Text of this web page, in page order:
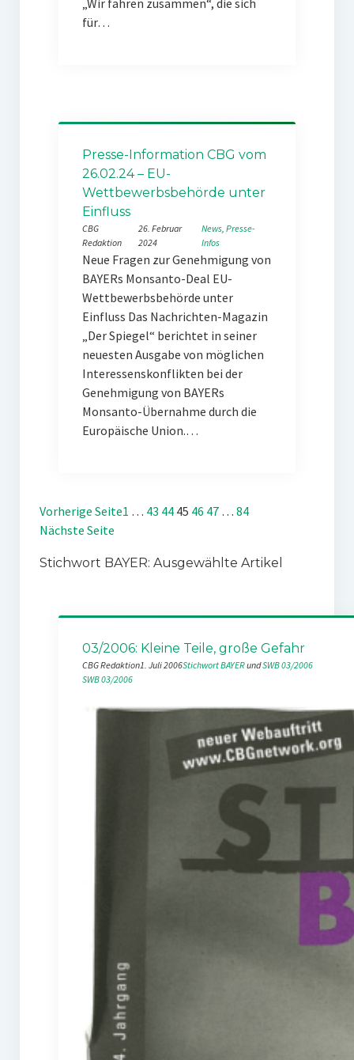
„Wir fahren zusammen“, die sich
für…
Presse-Information CBG vom
26.02.24 – EU-
Wettbewerbsbehörde unter
Einfluss
CBG
Redaktion
26. Februar
2024
News, Presse-
Infos
Neue Fragen zur Genehmigung von
BAYERs Monsanto-Deal EU-
Wettbewerbsbehörde unter
Einfluss Das Nachrichten-Magazin
„Der Spiegel“ berichtet in seiner
neuesten Ausgabe von möglichen
Interessenskonflikten bei der
Genehmigung von BAYERs
Monsanto-Übernahme durch die
Europäische Union.…
Vorherige Seite1 … 43 44 45 46 47 … 84
Nächste Seite
Stichwort BAYER: Ausgewählte Artikel
03/2006: Kleine Teile, große Gefahr
CBG Redaktion1. Juli 2006Stichwort BAYER und SWB 03/2006
SWB 03/2006